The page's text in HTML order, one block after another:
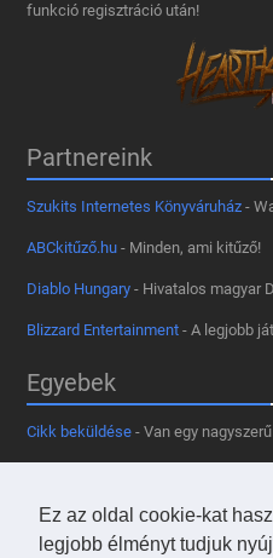
Ez az oldal cookie-kat
legjobb élményt tudjuk
funkció regisztráció után!
Partnereink
Szukits Internetes Könyváruház -
ABCkitűző.hu - Minden, ami kitűző!
Diablo Hungary - Hivatalos magyar
Blizzard Entertainment - A legjobb
Egyebek
Cikk beküldése - Van egy
- Tetszik az
Kapcsolat, médiaajánlat- Lépj